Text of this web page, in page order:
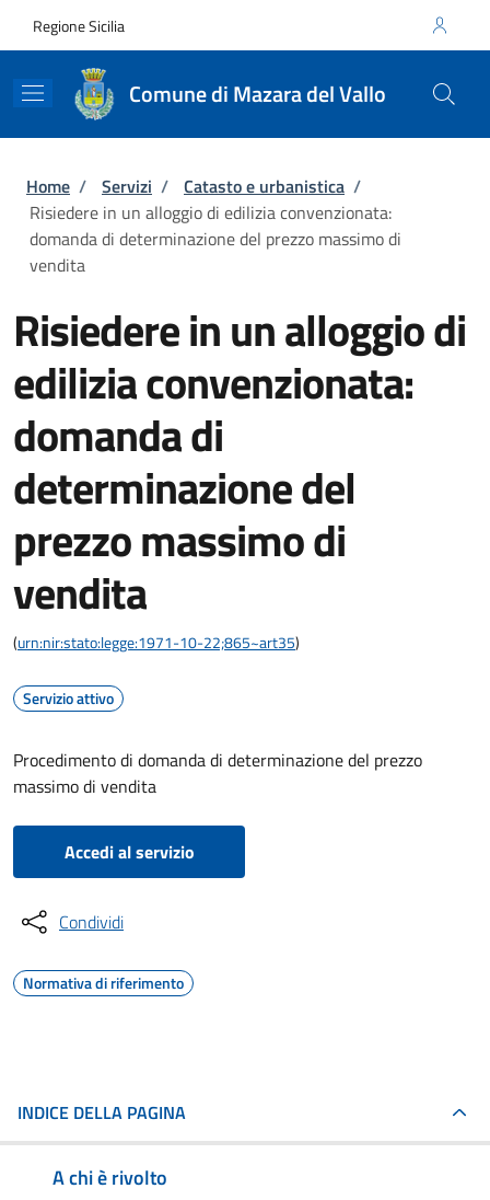
Regione Sicilia
Comune di Mazara del Vallo
Briciole di pane
Home / Servizi / Catasto e urbanistica /
Risiedere in un alloggio di edilizia convenzionata:
domanda di determinazione del prezzo massimo di
vendita
Risiedere in un alloggio di
edilizia convenzionata:
domanda di
determinazione del
prezzo massimo di
vendita
(urn:nir:stato:legge:1971-10-22;865~art35)
Servizio attivo
Procedimento di domanda di determinazione del prezzo
massimo di vendita
Accedi al servizio
Condividi
Normativa di riferimento
INDICE DELLA PAGINA
A chi è rivolto